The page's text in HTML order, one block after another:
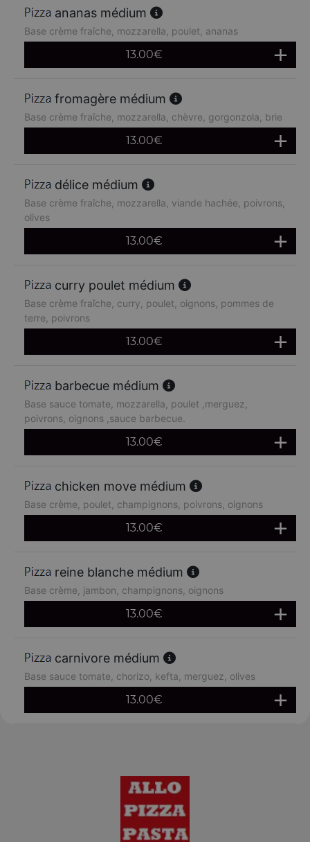
ananas médium
Base crème fraîche, mozzarella, poulet, ananas
13.00€
fromagère médium
Base crème fraîche, mozzarella, chèvre, gorgonzola, brie
13.00€
délice médium
Base crème fraîche, mozzarella, viande hachée, poivrons,
olives
13.00€
curry poulet médium
Base crème fraîche, curry, poulet, oignons, pommes de
terre, poivrons
13.00€
barbecue médium
Base sauce tomate, mozzarella, poulet ,merguez,
poivrons, oignons ,sauce barbecue.
13.00€
chicken move médium
Base crème, poulet, champignons, poivrons, oignons
13.00€
reine blanche médium
Base crème, jambon, champignons, oignons
13.00€
carnivore médium
Base sauce tomate, chorizo, kefta, merguez, olives
13.00€